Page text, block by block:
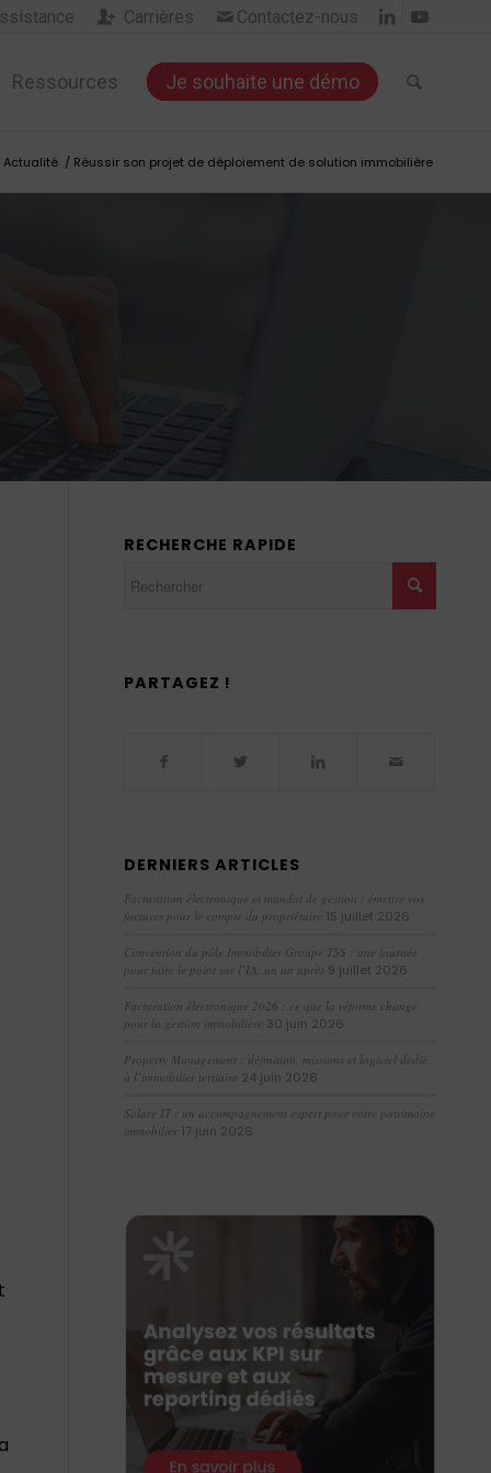
 Carrières  Contactez-nous
Ressources Je souhaite une démo
Actualité / Réussir son projet de déploiement de solution immobilière
RECHERCHE RAPIDE
PARTAGEZ !
DERNIERS ARTICLES
Facturation électronique et mandat de gestion : émettre vos
factures pour le compte du propriétaire 15 juillet 2026
Convention du pôle Immobilier Groupe TSS : une journée
pour faire le point sur l’IA, un an après 9 juillet 2026
Facturation électronique 2026 : ce que la réforme change
pour la gestion immobilière 30 juin 2026
Property Management : définition, missions et logiciel dédié
à l’immobilier tertiaire 24 juin 2026
Solare IT : un accompagnement expert pour votre patrimoine
immobilier 17 juin 2026